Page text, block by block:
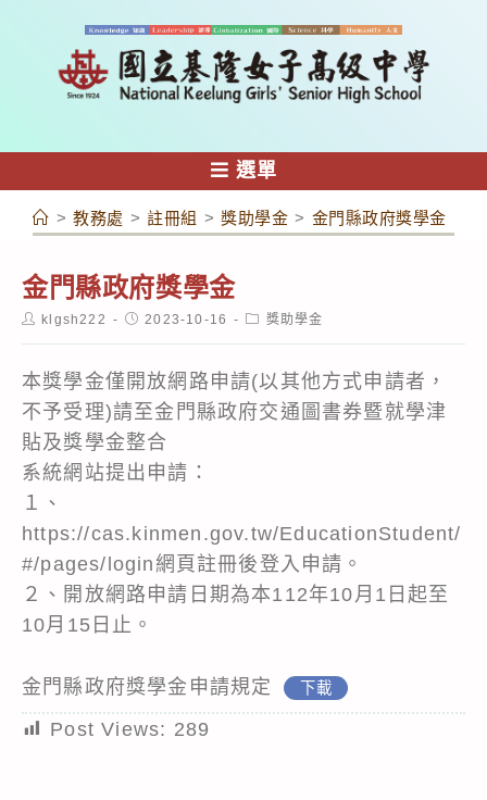
容
選單
> 教務處 > 註冊組 > 獎助學金 > 金門縣政府獎學金
金門縣政府獎學金
Postklgsh222
Post2023-10-16
Post獎助學金
本獎學金僅開放網路申請(以其他方式申請者，
不予受理)請至金門縣政府交通圖書券暨就學津
貼及獎學金整合
系統網站提出申請：
１、
https://cas.kinmen.gov.tw/EducationStudent/
#/pages/login網頁註冊後登入申請。
２、開放網路申請日期為本112年10月1日起至
10月15日止。
金門縣政府獎學金申請規定 下載
Post Views: 289